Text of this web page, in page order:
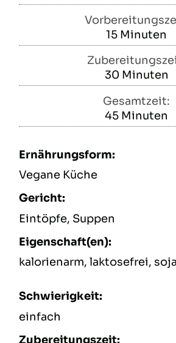
15Minuten
Minuten
30Minuten
Minuten
Gesamtzeit:
45Minuten
Minuten
Ernährungsform:
Vegane Küche
Gericht:
Eintöpfe, Suppen
Eigenschaft(en):
kalorienarm, laktosefrei,
Schwierigkeit:
einfach
Zubereitungszeit: